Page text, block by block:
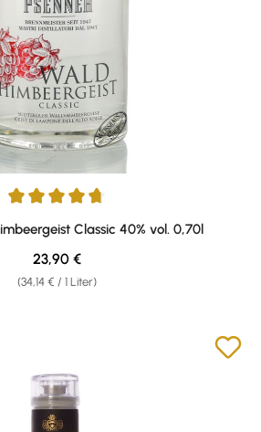
von 4.86 von 5 Sternen
Classic 40% vol. 0,70l
(34,14 € / 1 Liter)
Regulärer Preis:
23,90 €